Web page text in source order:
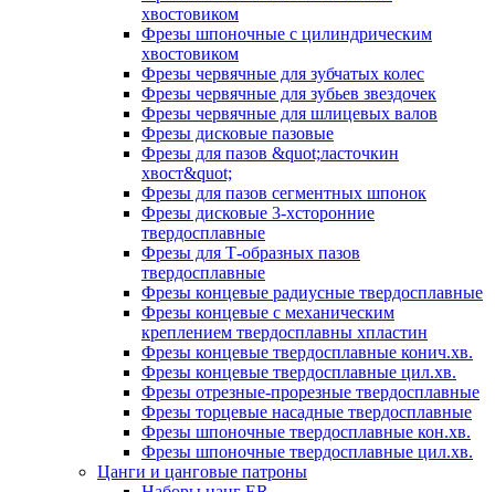
хвостовиком
Фрезы шпоночные с цилиндрическим
хвостовиком
Фрезы червячные для зубчатых колес
Фрезы червячные для зубьев звездочек
Фрезы червячные для шлицевых валов
Фрезы дисковые пазовые
Фрезы для пазов &quot;ласточкин
хвост&quot;
Фрезы для пазов сегментных шпонок
Фрезы дисковые 3-хсторонние
твердосплавные
Фрезы для Т-образных пазов
твердосплавные
Фрезы концевые радиусные твердосплавные
Фрезы концевые с механическим
креплением твердосплавны хпластин
Фрезы концевые твердосплавные конич.хв.
Фрезы концевые твердосплавные цил.хв.
Фрезы отрезные-прорезные твердосплавные
Фрезы торцевые насадные твердосплавные
Фрезы шпоночные твердосплавные кон.хв.
Фрезы шпоночные твердосплавные цил.хв.
Цанги и цанговые патроны